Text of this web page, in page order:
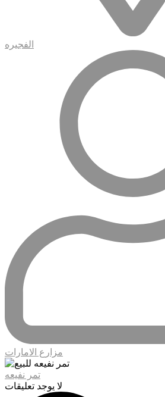
الفجيره
مزارع الامارات
تمر نفيعه
لا يوجد تعليقات